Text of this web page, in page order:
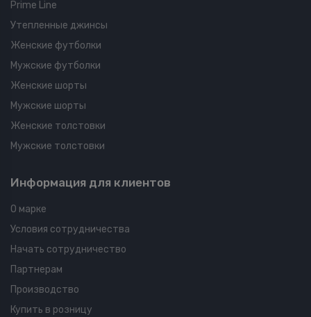
Prime Line
Утепленные джинсы
Женские футболки
Мужские футболки
Женские шорты
Мужские шорты
Женские толстовки
Мужские толстовки
Информация для клиентов
О марке
Условия сотрудничества
Начать сотрудничество
Партнерам
Производство
Купить в розницу